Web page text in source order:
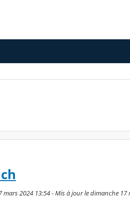
2024 13:54 - Mis à jour le dimanche 17